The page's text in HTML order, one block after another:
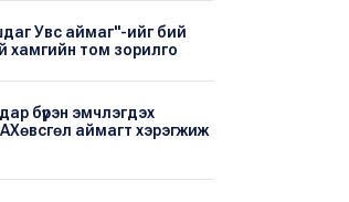
Увс аймаг"-ийг бий
хамгийн том зорилго
бүрэн эмчлэгдэх
аймагт хэрэгжиж